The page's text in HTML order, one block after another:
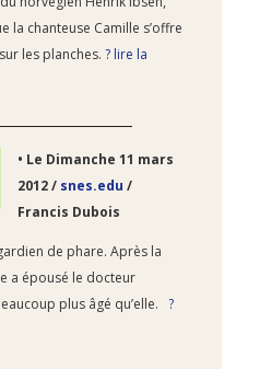
la chanteuse Camille s’offre
les planches. ? lire la
• Le Dimanche 11 mars
2012 / snes.edu /
Francis Dubois
de phare. Après la
a épousé le docteur
plus âgé qu’elle. ?